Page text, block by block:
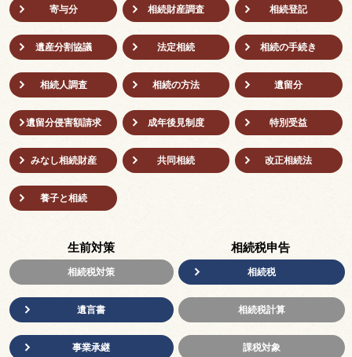
寄与分 相続財産調査 相続登記
遺産分割協議 法定相続 相続の⼿続き
相続人調査 相続の方法 遺留分
遺留分侵害額請求 成年後⾒制度 特別受益
みなし相続財産 共同相続 改正相続法
養子と相続
生前対策
相続税対策
遺言書
事業承継
相続税申告
相続税
相続税計算
課税対象